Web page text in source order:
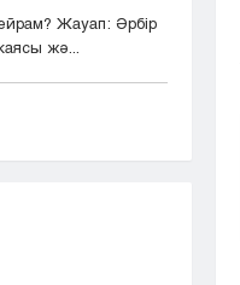
Жауап: Әрбір
жә...